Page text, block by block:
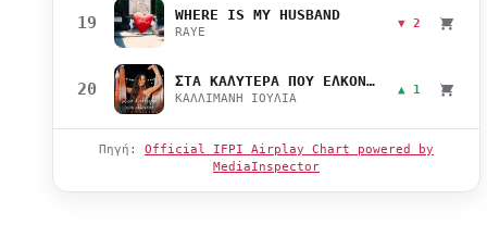
19 WHERE IS MY HUSBAND
RAYE
▼ 2
20 ΣΤΑ ΚΑΛΥΤΕΡΑ ΠΟΥ ΕΛΚΟΝΤΑΙ
ΚΑΛΛΙΜΑΝΗ ΙΟΥΛΙΑ
▲ 1
Πηγή: Official IFPI Airplay Chart powered by
MediaInspector